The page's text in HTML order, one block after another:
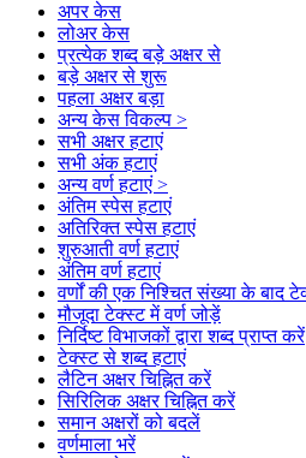
अपर केस
लोअर केस
प्रत्येक शब्द बड़े अक्षर से
बड़े अक्षर से शुरू
पहला अक्षर बड़ा
अन्य केस विकल्प >
सभी अक्षर हटाएं
सभी अंक हटाएं
अन्य वर्ण हटाएं >
अंतिम स्पेस हटाएं
अतिरिक्त स्पेस हटाएं
शुरुआती वर्ण हटाएं
अंतिम वर्ण हटाएं
वर्णों की एक निश्चित संख्या के बाद
मौजूदा टेक्स्ट में वर्ण जोड़ें
निर्दिष्ट विभाजकों द्वारा शब्द प्राप्त करें
टेक्स्ट से शब्द हटाएं
लैटिन अक्षर चिह्नित करें
सिरिलिक अक्षर चिह्नित करें
समान अक्षरों को बदलें
वर्णमाला भरें